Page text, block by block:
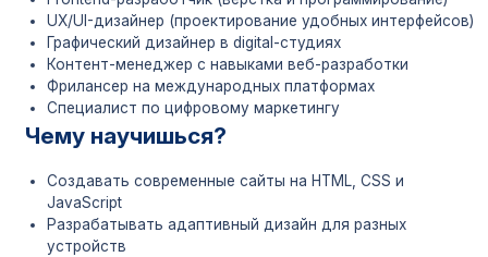
UX/UI-дизайнер (проектирование удобных интерфейсов)
Графический дизайнер в digital-студиях
Контент-менеджер с навыками веб-разработки
Фрилансер на международных платформах
Специалист по цифровому маркетингу
Чему научишься?
Создавать современные сайты на HTML, CSS и
JavaScript
Разрабатывать адаптивный дизайн для разных
устройств